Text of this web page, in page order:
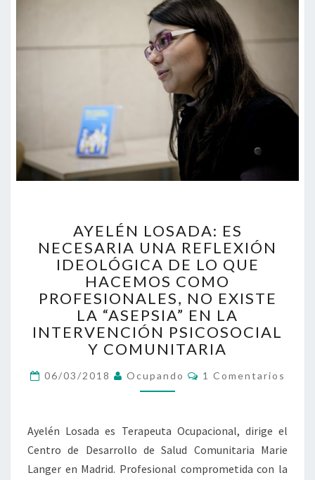
LOSADA:
ES
NECESARIA
UNA
REFLEXIÓN
IDEOLÓGICA
DE
LO
QUE
HACEMOS
EXISTE
LA
“ASEPSIA”
AYELÉN LOSADA: ES
NECESARIA UNA REFLEXIÓN
IDEOLÓGICA DE LO QUE
HACEMOS COMO
PROFESIONALES, NO EXISTE
LA “ASEPSIA” EN LA
INTERVENCIÓN PSICOSOCIAL
Y COMUNITARIA
06/03/2018 Ocupando Comentarios
1 Comentarios
Ayelén Losada es Terapeuta Ocupacional, dirige el
Centro de Desarrollo de Salud Comunitaria Marie
Langer en Madrid. Profesional comprometida con la